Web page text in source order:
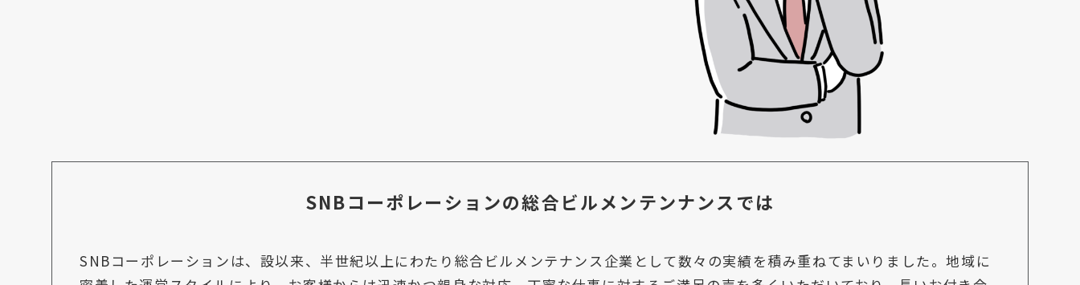
SNBコーポレーションの総合ビルメンテンナンスでは
SNBコーポレーションは、設以来、半世紀以上にわたり総合ビルメンテナンス企業として数々の実績を積み重ねてまいりました。地域に